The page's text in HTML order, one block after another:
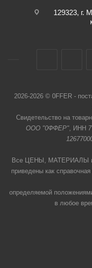
129323, г.
2026-2026 © 0FFER -
Свидетельство на
ООО "0ФФЕР", ИНН
Все ЦЕНЫ, МАТЕРИАЛЫ и
приведены как
определяемой
в любое